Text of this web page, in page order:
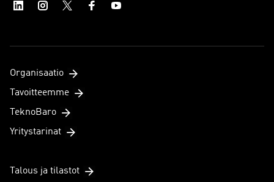
Organisaatio
Tavoitteemme
TeknoBaro
Yritystarinat
Talous ja tilastot